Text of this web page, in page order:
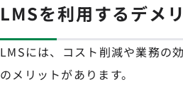
LMSを利用するデメ
LMSには、コスト削減や業務の
のメリットがあります。